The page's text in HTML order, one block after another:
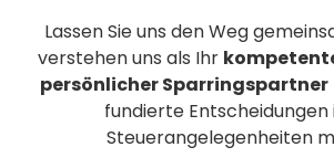
Lassen Sie uns den Weg
verstehen uns als Ihr
persönlicher Sparringspartner
fundierte Entscheidungen
Steuerangelegenheiten